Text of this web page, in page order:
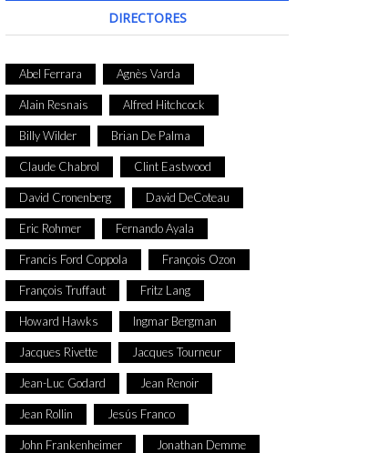
DIRECTORES
Abel Ferrara Agnès Varda
Alain Resnais Alfred Hitchcock
Billy Wilder Brian De Palma
Claude Chabrol Clint Eastwood
David Cronenberg David DeCoteau
Eric Rohmer Fernando Ayala
Francis Ford Coppola François Ozon
François Truffaut Fritz Lang
Howard Hawks Ingmar Bergman
Jacques Rivette Jacques Tourneur
Jean-Luc Godard Jean Renoir
Jean Rollin Jesús Franco
John Frankenheimer Jonathan Demme